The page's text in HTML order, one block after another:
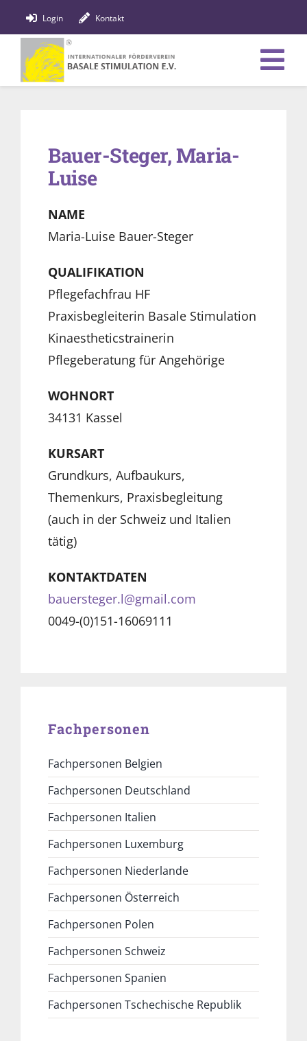
Inhalt
springen
Login Kontakt
Fachpersonen
Förderung
Bauer-Steger, Maria-
Luise
NAME
Maria-Luise Bauer-Steger
QUALIFIKATION
Pflegefachfrau HF
Praxisbegleiterin Basale Stimulation
Kinaestheticstrainerin
Pflegeberatung für Angehörige
WOHNORT
34131 Kassel
KURSART
Grundkurs, Aufbaukurs,
Themenkurs, Praxisbegleitung
(auch in der Schweiz und Italien
tätig)
KONTAKTDATEN
bauersteger.l@gmail.com
0049-(0)151-16069111
Fachpersonen
Fachpersonen Belgien
Fachpersonen Deutschland
Fachpersonen Italien
Fachpersonen Luxemburg
Fachpersonen Niederlande
Fachpersonen Österreich
Fachpersonen Polen
Fachpersonen Schweiz
Fachpersonen Spanien
Fachpersonen Tschechische Republik